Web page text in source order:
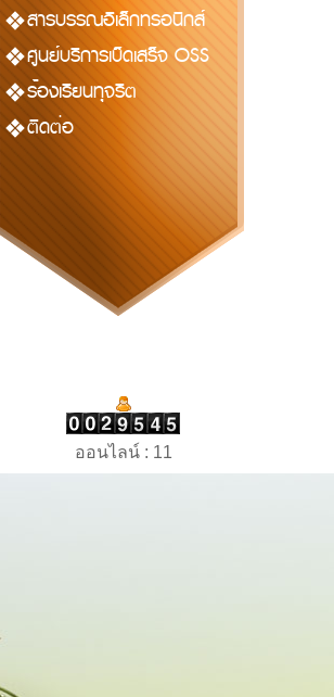
สารบรรณอิเล็กทรอนิกส์
ศูนย์บริการเบ็ดเสร็จ OSS
ร้องเรียนทุจริต
ติดต่อ
ออนไลน์ : 11